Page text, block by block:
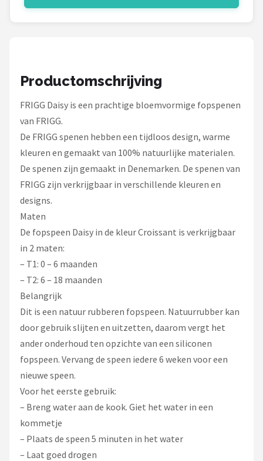
Funnies.
Productomschrijving
FRIGG Daisy is een prachtige bloemvormige fopspenen
van FRIGG.
De FRIGG spenen hebben een tijdloos design, warme
kleuren en gemaakt van 100% natuurlijke materialen.
De spenen zijn gemaakt in Denemarken. De spenen van
FRIGG zijn verkrijgbaar in verschillende kleuren en
designs.
Maten
De fopspeen Daisy in de kleur Croissant is verkrijgbaar
in 2 maten:
– T1: 0 – 6 maanden
– T2: 6 – 18 maanden
Belangrijk
Dit is een natuur rubberen fopspeen. Natuurrubber kan
door gebruik slijten en uitzetten, daarom vergt het
ander onderhoud ten opzichte van een siliconen
fopspeen. Vervang de speen iedere 6 weken voor een
nieuwe speen.
Voor het eerste gebruik:
– Breng water aan de kook. Giet het water in een
kommetje
– Plaats de speen 5 minuten in het water
– Laat goed drogen